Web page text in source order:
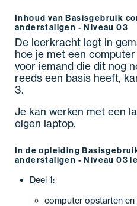
Inhoud van Basisgebruik
anderstaligen - Niveau 03
De leerkracht legt in
hoe je met een
voor iemand die dit nog
reeds een basis heeft,
3.
Je kan werken met een
eigen laptop.
In de opleiding
anderstaligen - Niveau 03
Deel 1:
computer opstarten en